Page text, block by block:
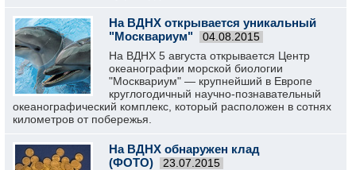
На ВДНХ открывается уникальный
"Москвариум"
04.08.2015
На ВДНХ 5 августа открывается Центр
океанографии морской биологии
"Москвариум" — крупнейший в Европе
круглогодичный научно-познавательный
океанографический комплекс, который расположен в сотнях
километров от побережья.
На ВДНХ обнаружен клад
(ФОТО)
23.07.2015